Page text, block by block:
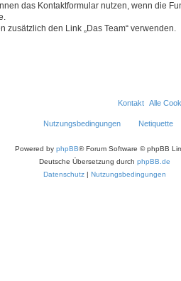
das Kontaktformular nutzen, wenn die
zusätzlich den Link „Das Team“ verwenden.
Alle
Kontakt
Netiquette
Nutzungsbedingungen
Powered by phpBB® Forum Software © phpBB
Deutsche Übersetzung durch phpBB.de
Datenschutz | Nutzungsbedingungen